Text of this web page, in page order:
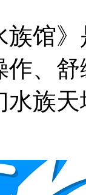
族馆
作、
水族